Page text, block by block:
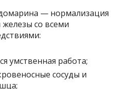
— нормализация
со всеми
умственная работа;
сосуды и